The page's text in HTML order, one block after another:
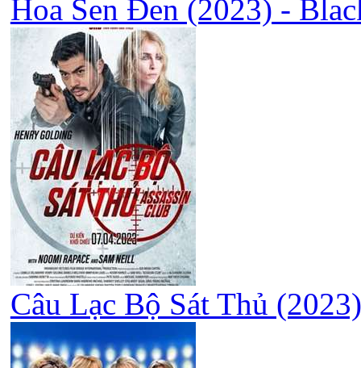
Hoa Sen Đen (2023) -
Câu Lạc Bộ Sát Thủ